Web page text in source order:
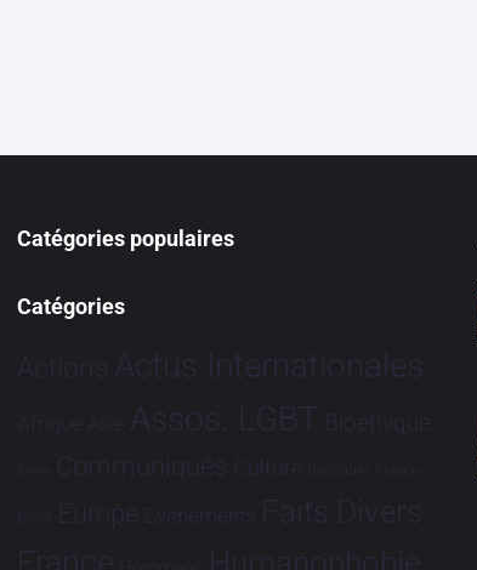
Catégories populaires
Catégories
Actions Actus Internationales
Afrique Asie Assos. LGBT Bioéthique
Brève Communiqués Culture Dialogues France-
Brésil Europe Evénements Faits Divers
Humanophobie